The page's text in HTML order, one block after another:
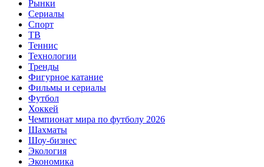
Рынки
Сериалы
Спорт
ТВ
Теннис
Технологии
Тренды
Фигурное катание
Фильмы и сериалы
Футбол
Хоккей
Чемпионат мира по футболу 2026
Шахматы
Шоу-бизнес
Экология
Экономика